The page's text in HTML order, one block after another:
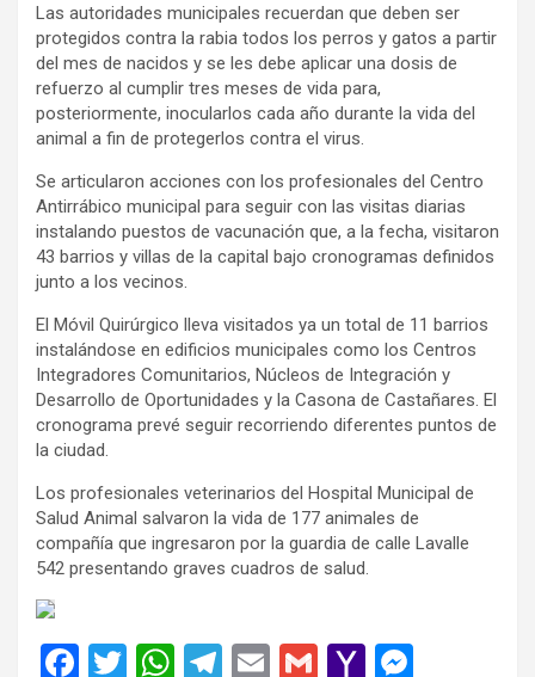
Las autoridades municipales recuerdan que deben ser
protegidos contra la rabia todos los perros y gatos a partir
del mes de nacidos y se les debe aplicar una dosis de
refuerzo al cumplir tres meses de vida para,
posteriormente, inocularlos cada año durante la vida del
animal a fin de protegerlos contra el virus.
Se articularon acciones con los profesionales del Centro
Antirrábico municipal para seguir con las visitas diarias
instalando puestos de vacunación que, a la fecha, visitaron
43 barrios y villas de la capital bajo cronogramas definidos
junto a los vecinos.
El Móvil Quirúrgico lleva visitados ya un total de 11 barrios
instalándose en edificios municipales como los Centros
Integradores Comunitarios, Núcleos de Integración y
Desarrollo de Oportunidades y la Casona de Castañares. El
cronograma prevé seguir recorriendo diferentes puntos de
la ciudad.
Los profesionales veterinarios del Hospital Municipal de
Salud Animal salvaron la vida de 177 animales de
compañía que ingresaron por la guardia de calle Lavalle
542 presentando graves cuadros de salud.
F
T
W T
E
G
Y